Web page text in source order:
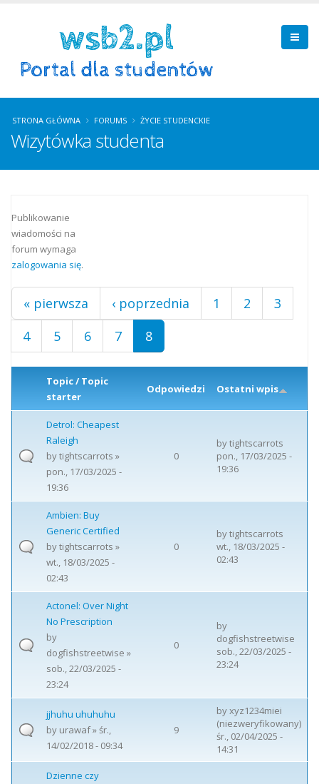
STRONA GŁÓWNA FORUMS ŻYCIE STUDENCKIE
Wizytówka studenta
Publikowanie
wiadomości na
forum wymaga
zalogowania się.
Strony
« pierwsza ‹ poprzednia 1 2
3
4
5 6 7 8
Topic / Topic
starter
Odpowiedzi Ostatni wpis
Detrol: Cheapest
Raleigh
bytightscarrots »
pon., 17/03/2025 -
19:36
0
bytightscarrots
pon., 17/03/2025 -
19:36
Ambien: Buy
Generic Certified
bytightscarrots »
wt., 18/03/2025 -
02:43
0
bytightscarrots
wt., 18/03/2025 -
02:43
Actonel: Over Night
No Prescription
by
dogfishstreetwise »
sob., 22/03/2025 -
23:24
0
by
dogfishstreetwise
sob., 22/03/2025 -
23:24
jjhuhu uhuhuhu
by urawaf» śr.,
14/02/2018 - 09:34
9
byxyz1234miei
(niezweryfikowany)
śr., 02/04/2025 -
14:31
Dzienne czy